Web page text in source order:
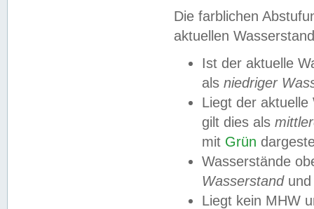
Die farblichen
aktuellen
Ist der aktuelle
als niedriger
Liegt der
gilt dies als
mit Grün
Wasserstände
Wasserstandund
Liegt kein MHW